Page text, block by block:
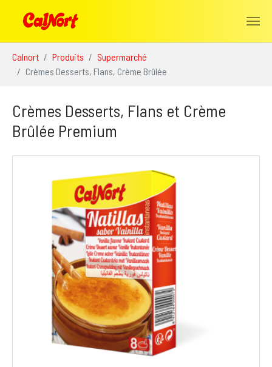
Calnort Produits
Supermarché
Crèmes Desserts, Flans, Crème Brûlée
Crèmes Desserts, Flans et Crème
Brûlée Premium